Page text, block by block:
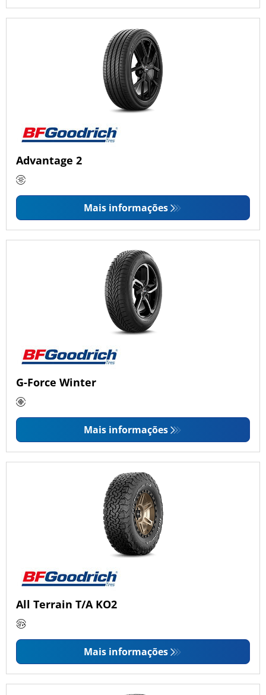
Advantage 2
Mais informações
G-Force Winter
Mais informações
All Terrain T/A KO2
Mais informações